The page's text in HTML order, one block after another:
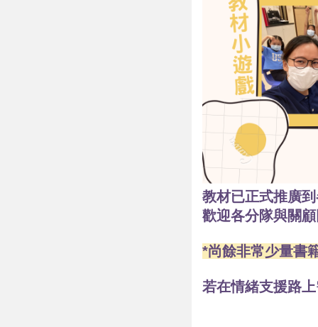
教材已正式推廣
歡迎各分隊與關
*尚餘非常少量書
若在情緒支援路